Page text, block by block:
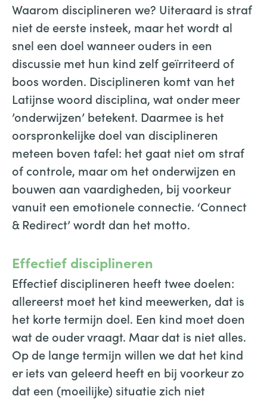
Waarom disciplineren we? Uiteraard is straf
niet de eerste insteek, maar het wordt al
snel een doel wanneer ouders in een
discussie met hun kind zelf geïrriteerd of
boos worden. Disciplineren komt van het
Latijnse woord disciplina, wat onder meer
’onderwijzen’ betekent. Daarmee is het
oorspronkelijke doel van disciplineren
meteen boven tafel: het gaat niet om straf
of controle, maar om het onderwijzen en
bouwen aan vaardigheden, bij voorkeur
vanuit een emotionele connectie. ‘Connect
& Redirect’ wordt dan het motto.
Effectief disciplineren
Effectief disciplineren heeft twee doelen:
allereerst moet het kind meewerken, dat is
het korte termijn doel. Een kind moet doen
wat de ouder vraagt. Maar dat is niet alles.
Op de lange termijn willen we dat het kind
er iets van geleerd heeft en bij voorkeur zo
dat een (moeilijke) situatie zich niet